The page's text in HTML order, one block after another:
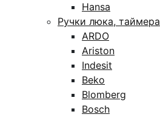
Hansa
Ручки люка, таймера
ARDO
Ariston
Indesit
Beko
Blomberg
Bosch